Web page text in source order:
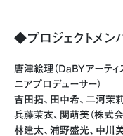
◆プロジェクトメン
唐津絵理（DaBYアーティ
ニアプロデューサー）
吉田拓、田中希、二河茉莉
兵藤茉衣、関萌美（株式
林建太、浦野盛光、中川